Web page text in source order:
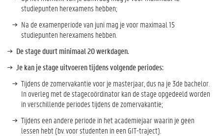
studiepunten herexamens hebben;
Na de examenperiode van juni mag je voor maximaal 15
studiepunten herexamens hebben.
De stage duurt minimaal 20 werkdagen.
Je kan je stage uitvoeren tijdens volgende periodes:
Tijdens de zomervakantie voor je masterjaar, dus na je 3de bachelor.
In overleg met de stagecoördinator kan de stage opgedeeld worden
in verschillende periodes tijdens de zomervakantie;
Tijdens een andere periode in het academiejaar waarin je geen
lessen hebt (bv. voor studenten in een GIT-traject).